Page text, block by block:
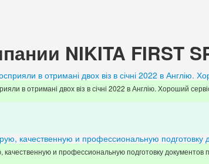
NIKITA FIRST
в отримані двох віз в січні 2022 в Англію.
в отримані двох віз в січні 2022 в Англію. Хороший
качественную и профессиональную
и профессиональную подготовку